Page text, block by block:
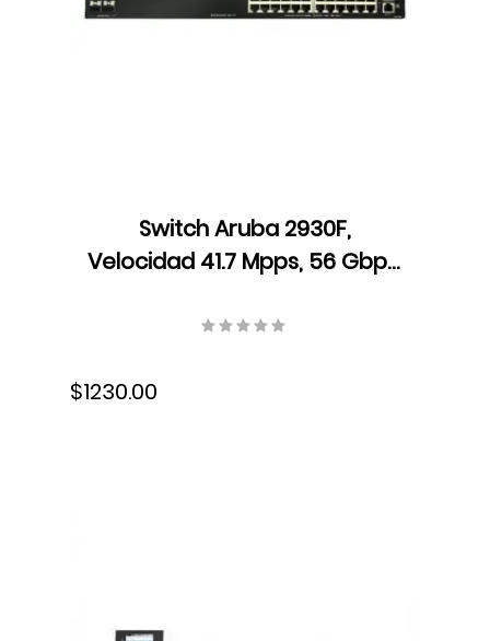
Switch Aruba 2930F,
Velocidad 41.7 Mpps, 56 Gbps,
1016 MHz, 1 GB DDR3 SDRAM,
$1230.00